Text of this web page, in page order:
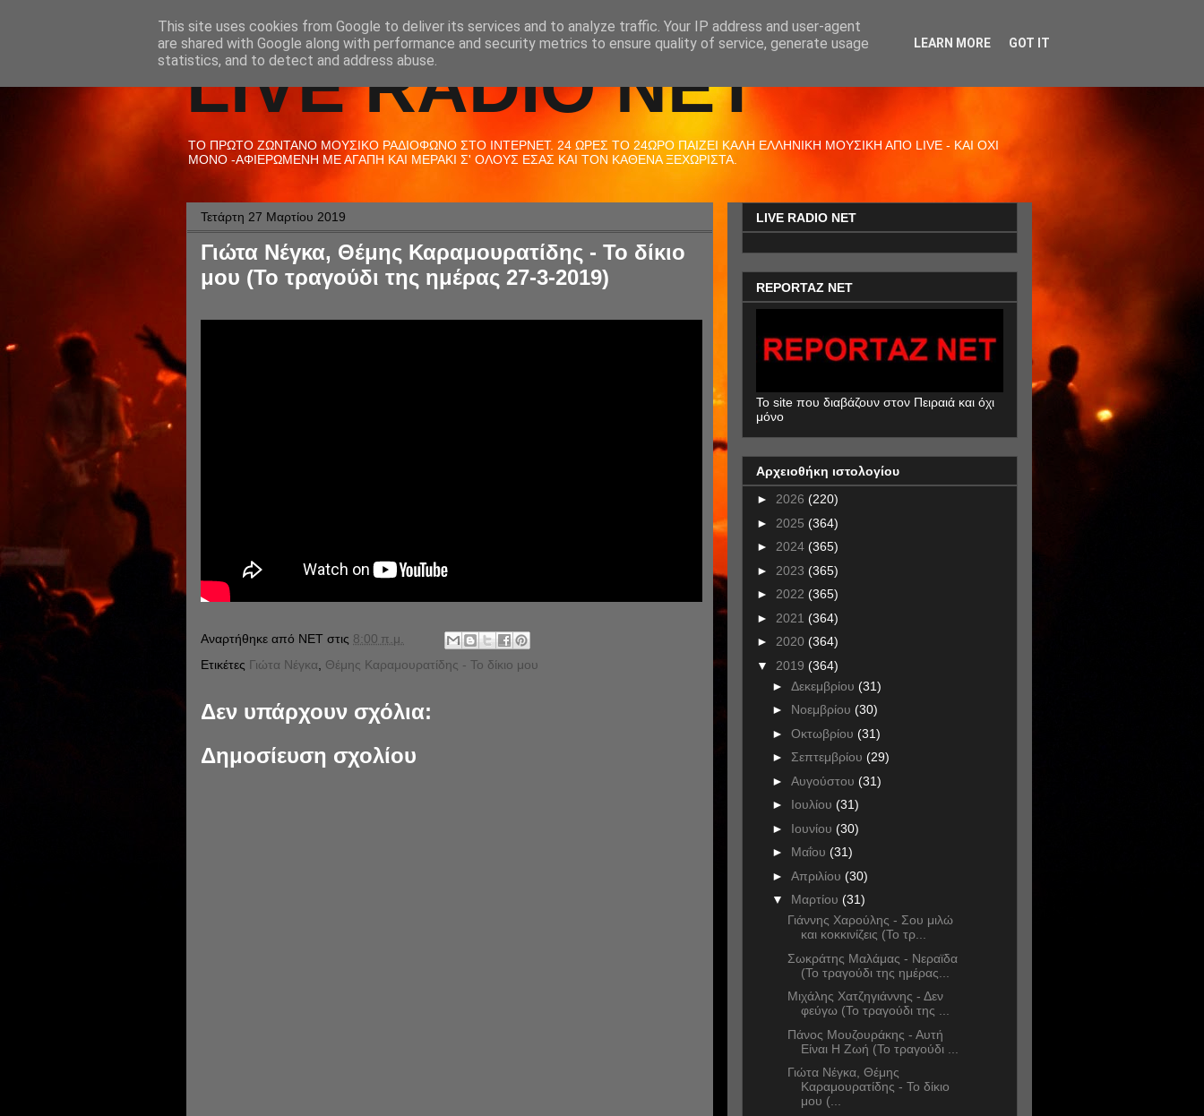
LIVE RADIO NET
ΤΟ ΠΡΩΤΟ ΖΩΝΤΑΝΟ ΜΟΥΣΙΚΟ ΡΑΔΙΟΦΩΝΟ ΣΤΟ ΙΝΤΕΡΝΕΤ. 24 ΩΡΕΣ ΤΟ 24ΩΡΟ ΠΑΙΖΕΙ ΚΑΛΗ ΕΛΛΗΝΙΚΗ ΜΟΥΣΙΚΗ ΑΠΟ LIVE - ΚΑΙ ΟΧΙ
ΜΟΝΟ -ΑΦΙΕΡΩΜΕΝΗ ΜΕ ΑΓΑΠΗ ΚΑΙ ΜΕΡΑΚΙ Σ' ΟΛΟΥΣ ΕΣΑΣ ΚΑΙ ΤΟΝ ΚΑΘΕΝΑ ΞΕΧΩΡΙΣΤΑ.
Τετάρτη 27 Μαρτίου 2019
Γιώτα Νέγκα, Θέμης Καραμουρατίδης - Το δίκιο
μου (Το τραγούδι της ημέρας 27-3-2019)
Αναρτήθηκε από NET στις 8:00 π.μ.
Ετικέτες Γιώτα Νέγκα Θέμης Καραμουρατίδης - Το δίκιο μου
Δεν υπάρχουν σχόλια:
Δημοσίευση σχολίου
LIVE RADIO NET
REPORTAZ NET
To site που διαβάζουν στον Πειραιά και όχι
μόνο
Αρχειοθήκη ιστολογίου
► 2026 (220)
► 2025 (364)
► 2024 (365)
► 2023 (365)
► 2022 (365)
► 2021 (364)
► 2020 (364)
▼ 2019 (364)
► Δεκεμβρίου (31)
► Νοεμβρίου (30)
► Οκτωβρίου (31)
► Σεπτεμβρίου (29)
► Αυγούστου (31)
► Ιουλίου (31)
► Ιουνίου (30)
► Μαΐου (31)
► Απριλίου (30)
▼ Μαρτίου (31)
Γιάννης Χαρούλης - Σου μιλώ
και κοκκινίζεις (Το τρ...
Σωκράτης Μαλάμας - Νεραϊδα
(Το τραγούδι της ημέρας...
Μιχάλης Χατζηγιάννης - Δεν
φεύγω (Το τραγούδι της ...
Πάνος Μουζουράκης - Αυτή
Είναι Η Ζωή (Το τραγούδι ...
Γιώτα Νέγκα, Θέμης
Καραμουρατίδης - Το δίκιο
μου (...
This site uses cookies from Google to deliver its services and to analyze traffic. Your IP address and user-agent
are shared with Google along with performance and security metrics to ensure quality of service, generate usage
statistics, and to detect and address abuse.
LEARN MORE GOT IT